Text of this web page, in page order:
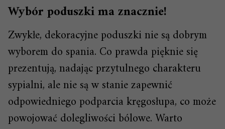
Wybór poduszki ma znacznie!
Zwykłe, dekoracyjne poduszki nie są dobrym
wyborem do spania. Co prawda pięknie się
prezentują, nadając przytulnego charakteru
sypialni, ale nie są w stanie zapewnić
odpowiedniego podparcia kręgosłupa, co może
powojować dolegliwości bólowe. Warto